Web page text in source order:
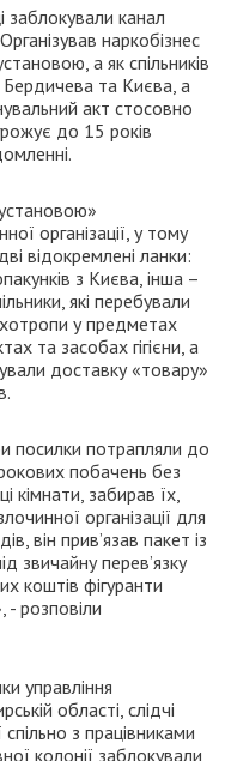
заблокували канал
наркобізнес
а як спільників
Бердичева та Києва, а
акт стосовно
до 15 років
організації, у тому
відокремлені ланки:
з Києва, інша –
які перебували
у предметах
та засобах гігієни, а
доставку «товару»
посилки потрапляли до
побачень без
кімнати, забирав їх,
організації для
він прив’язав пакет із
звичайну перев’язку
коштів фігуранти
розповіли
управління
області, слідчі
спільно з працівниками
колонії заблокували